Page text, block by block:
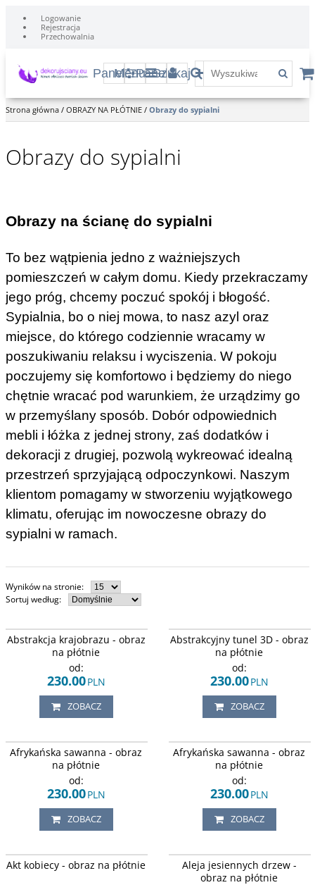
Logowanie
Rejestracja
Przechowalnia
PanelMenuPanelSzukaj
Strona główna / OBRAZY NA PŁÓTNIE / Obrazy do sypialni
Obrazy do sypialni
Obrazy na ścianę do sypialni
To bez wątpienia jedno z ważniejszych
pomieszczeń w całym domu. Kiedy przekraczamy
jego próg, chcemy poczuć spokój i błogość.
Sypialnia, bo o niej mowa, to nasz azyl oraz
miejsce, do którego codziennie wracamy w
poszukiwaniu relaksu i wyciszenia. W pokoju
poczujemy się komfortowo i będziemy do niego
chętnie wracać pod warunkiem, że urządzimy go
w przemyślany sposób. Dobór odpowiednich
mebli i łóżka z jednej strony, zaś dodatków i
dekoracji z drugiej, pozwolą wykreować idealną
przestrzeń sprzyjającą odpoczynkowi. Naszym
klientom pomagamy w stworzeniu wyjątkowego
klimatu, oferując im nowoczesne obrazy do
sypialni w ramach.
Wyników na stronie:
Sortuj według:
Ptaki lecące nad jeziorem z górskimi
szczytami w tle odbijającymi się w
lustrze wody.
Abstrakcja krajobrazu - obraz
na płótnie
od:
230.00PLN
ZOBACZ
Obraz z efektem 3D przedstawia
tunel łukowy w kolorze biało-
niebieskim.
Abstrakcyjny tunel 3D - obraz
na płótnie
od:
230.00PLN
ZOBACZ
Krajobraz i zwierzęta afrykańskiej
sawanny w odcieniach zieleni.
Afrykańska sawanna - obraz
na płótnie
od:
230.00PLN
ZOBACZ
Motyw zwierząt afrykańskich. Lew,
słoń, gepard, żyrafa, nosorożec,
guziec, bawół, zebra, małpa,
antylopa i ptaki stojące grupą na
Afrykańska sawanna - obraz
na płótnie
od:
230.00PLN
ZOBACZ
Zmysłowa kobieta.
Akt kobiecy - obraz na płótnie
Jesienna aura przedstawiająca
ścieżkę prowadzącą przez aleję złoto
zabarwionych drzew.
Aleja jesiennych drzew -
obraz na płótnie